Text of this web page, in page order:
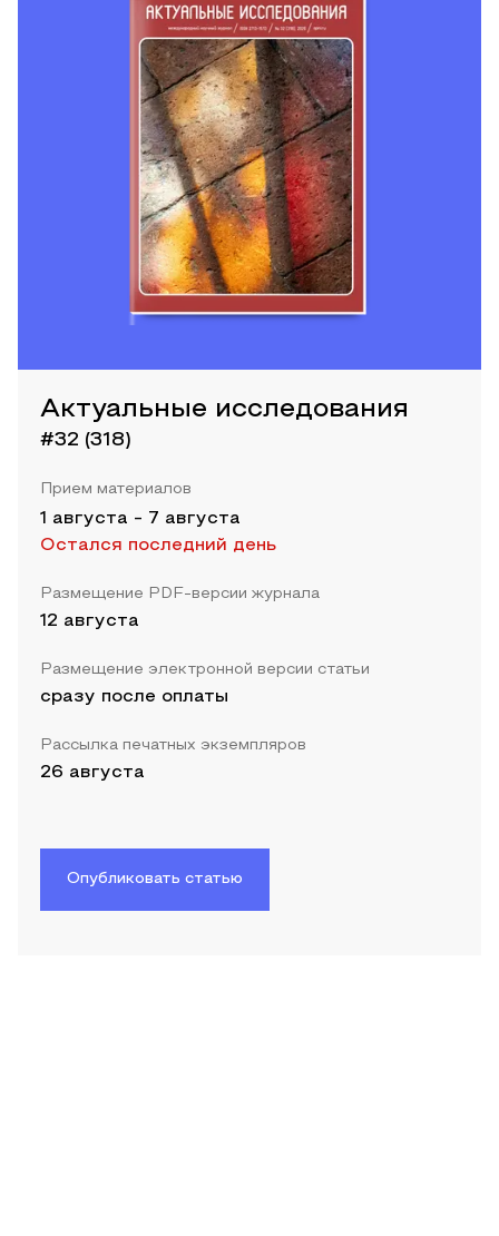
Актуальные исследования
#32 (318)
Прием материалов
1 августа - 7 августа
Остался последний день
Размещение PDF-версии журнала
12 августа
Размещение электронной версии статьи
сразу после оплаты
Рассылка печатных экземпляров
26 августа
Опубликовать статью